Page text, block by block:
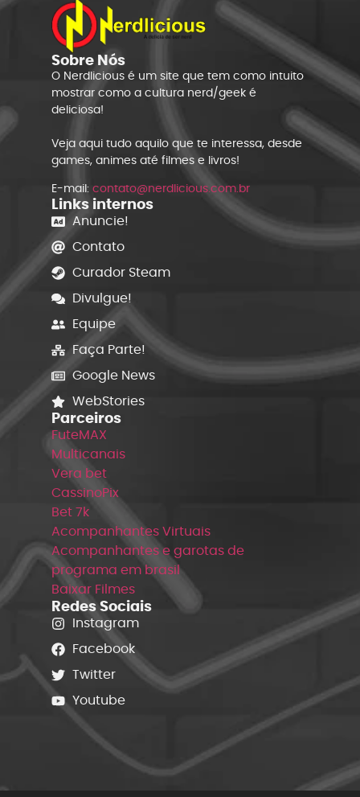
Sobre Nós
O Nerdlicious é um site que tem como intuito
mostrar como a cultura nerd/geek é
deliciosa!
Veja aqui tudo aquilo que te interessa, desde
games, animes até filmes e livros!
E-mail: contato@nerdlicious.com.br
Links internos
Anuncie!
Contato
Curador Steam
Divulgue!
Equipe
Faça Parte!
Google News
WebStories
Parceiros
FuteMAX
Multicanais
Vera bet
CassinoPix
Bet 7k
Acompanhantes Virtuais
Acompanhantes e garotas de
programa em brasil
Baixar Filmes
Redes Sociais
Instagram
Facebook
Twitter
Youtube